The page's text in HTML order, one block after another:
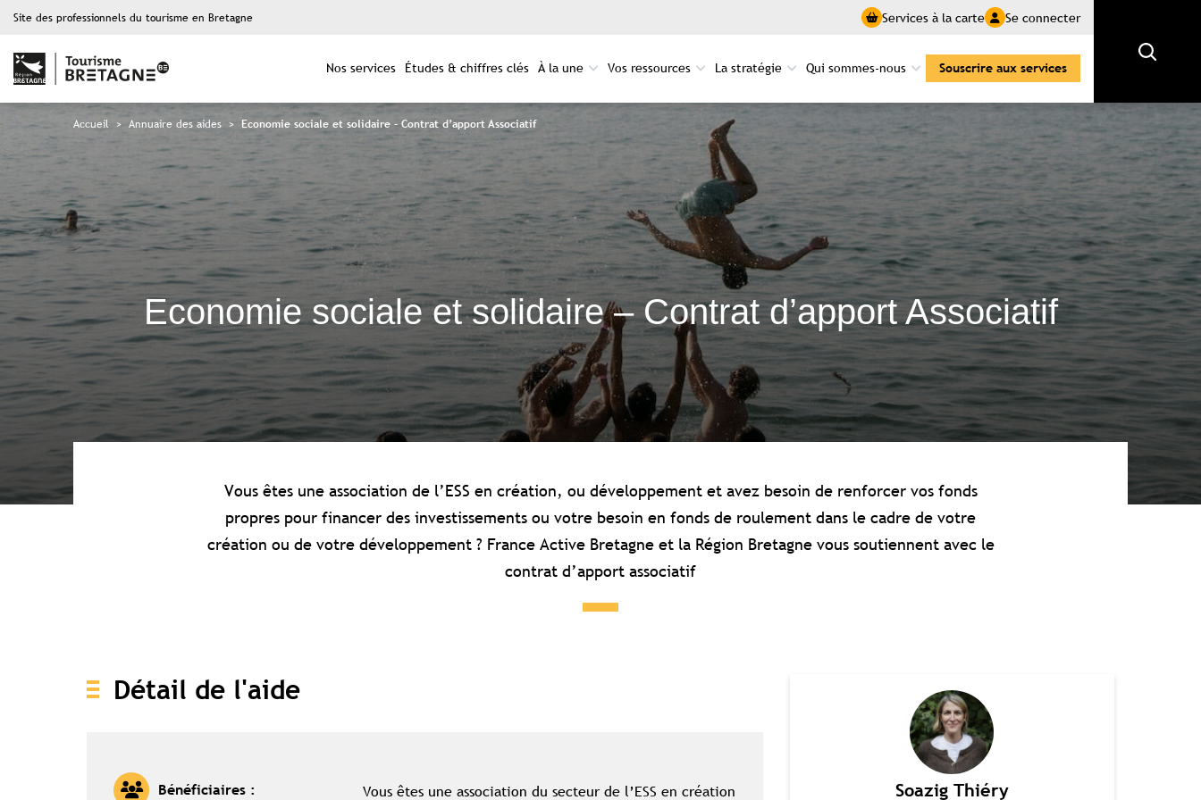
Site des professionnels du tourisme en Bretagne Services à la carte Se connecter
Nos services Études & chiffres clés À la une Vos ressources La stratégie Qui sommes-nous Souscrire aux services Rechercher
Accueil > Annuaire des aides > Economie sociale et solidaire – Contrat d’apport Associatif
Economie sociale et solidaire – Contrat d’apport Associatif
Vous êtes une association de l’ESS en création, ou développement et avez besoin de renforcer vos fonds
propres pour financer des investissements ou votre besoin en fonds de roulement dans le cadre de votre
création ou de votre développement ? France Active Bretagne et la Région Bretagne vous soutiennent avec le
contrat d’apport associatif
Détail de l'aide
Bénéficiaires :
Vous êtes une association du secteur de l’ESS en création
Soazig Thiéry